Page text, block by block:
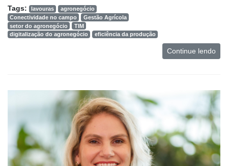
Tags: lavouras
agronegócio
Conectividade no campo
Gestão Agrícola
setor do agronegócio
TIM
digitalização do agronegócio
eficiência da produção
Continue lendo